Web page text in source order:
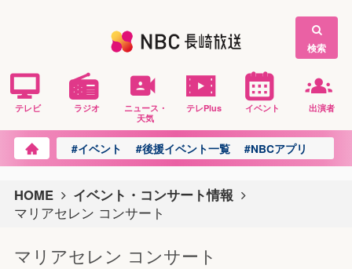
検索
テレビ ラジオ
ニュース・
天気
テレPlus イベント 出演者
#イベント #後援イベント一覧 #NBCアプリ
HOME
イベント・コンサート情報
マリアセレン コンサート
マリアセレン コンサート